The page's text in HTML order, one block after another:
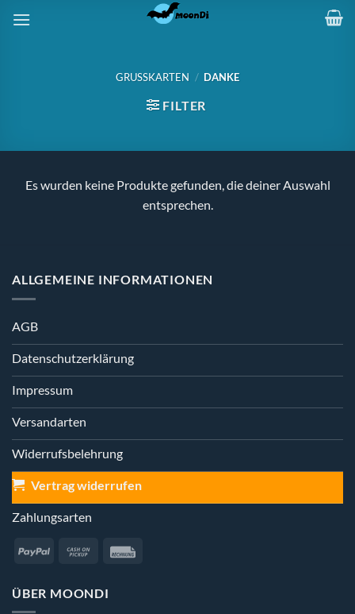
Inhalt
GRUSSKARTEN / DANKE
FILTER
Es wurden keine Produkte gefunden, die deiner Auswahl
entsprechen.
ALLGEMEINE INFORMATIONEN
AGB
Datenschutzerklärung
Impressum
Versandarten
Widerrufsbelehrung
Vertrag widerrufen
Zahlungsarten
PayPal
Cash
Pickup
ÜBER MOONDI